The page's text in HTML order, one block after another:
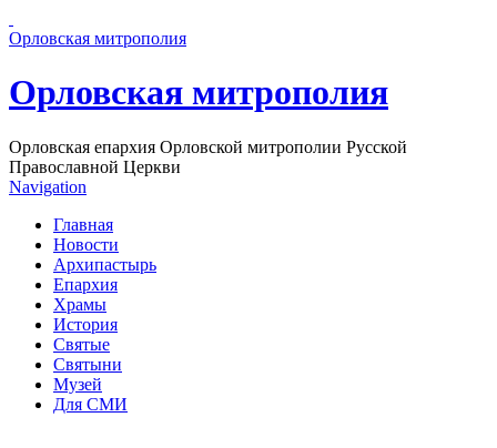
Орловская митрополия
Орловская митрополия
Орловская епархия Орловской митрополии Русской
Православной Церкви
Navigation
Главная
Новости
Архипастырь
Епархия
Храмы
История
Святые
Святыни
Музей
Для СМИ